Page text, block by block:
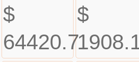
$
64420.7
$